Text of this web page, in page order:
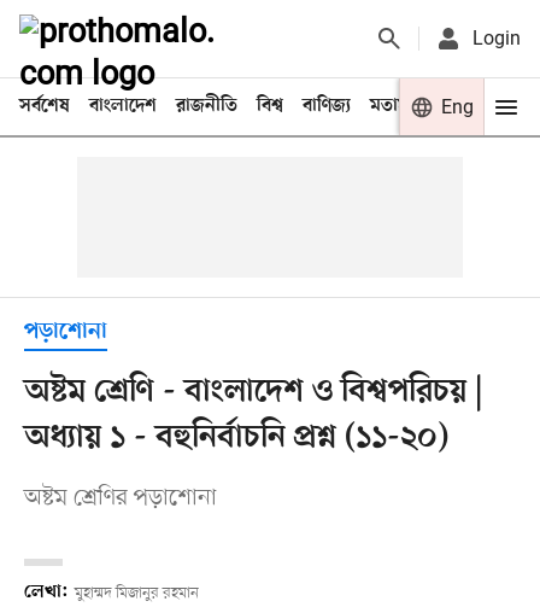
Login
সর্বশেষ বাংলাদেশ রাজনীতি বিশ্ব বাণিজ্য মতামত খেলা
Eng
পড়াশোনা
অষ্টম শ্রেণি - বাংলাদেশ ও বিশ্বপরিচয় |
অধ্যায় ১ - বহুনির্বাচনি প্রশ্ন (১১-২০)
অষ্টম শ্রেণির পড়াশোনা
লেখা: মুহাম্মদ মিজানুর রহমান